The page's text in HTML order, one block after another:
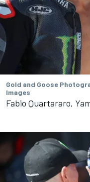
Gold and Goose
Images
Fabio Quartararo,